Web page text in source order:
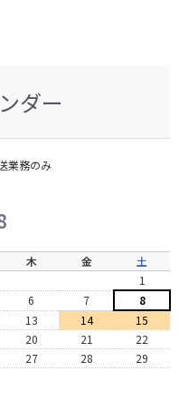
ダー
業務のみ
木 金
土
1
6 7
8
13 14
15
20 21
22
27 28
29